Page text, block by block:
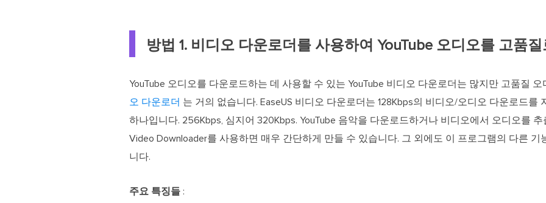
방법 1. 비디오 다운로더를 사용하여 YouTube 오디오를 고품
YouTube 오디오를 다운로드하는 데 사용할 수 있는 YouTube 비디오 다운로더는 많지만 고품질
오 다운로더 는 거의 없습니다. EaseUS 비디오 다운로더는 128Kbps의 비디오/오디오 다운로드를
하나입니다. 256Kbps, 심지어 320Kbps. YouTube 음악을 다운로드하거나 비디오에서 오디오를 추
Video Downloader를 사용하면 매우 간단하게 만들 수 있습니다. 그 외에도 이 프로그램의 다른 기
니다.
주요 특징들 :